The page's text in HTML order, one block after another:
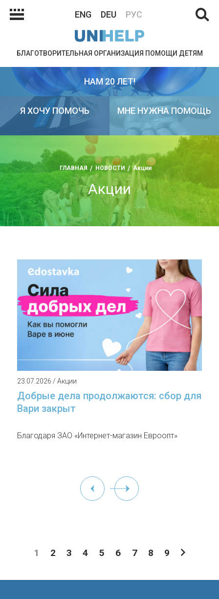
ENG DEU РУС
БЛАГОТВОРИТЕЛЬНАЯ ОРГАНИЗАЦИЯ ПОМОЩИ ДЕТЯМ
НАМ 20 ЛЕТ!
Я ХОЧУ ПОМОЧЬ МНЕ НУЖНА ПОМОЩЬ
ГЛАВНАЯ НОВОСТИ Акции
Акции
23.07.2026 / Акции
Добрые дела продолжаются: сбор для
Вари закрыт
Благодаря ЗАО «Интернет-магазин Евроопт»
1 2 3 4 5 6 7 8 9